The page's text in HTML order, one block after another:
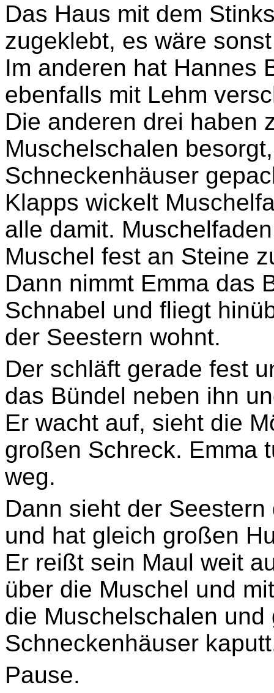
Das Haus mit dem
zugeklebt, es wäre
Im anderen hat Hannes
ebenfalls mit Lehm
Die anderen drei haben
Muschelschalen
Schneckenhäuser
Klapps wickelt
alle damit.
Muschel fest an Steine
Dann nimmt Emma das
Schnabel und fliegt
der Seestern wohnt.
Der schläft gerade fest
das Bündel neben ihn
Er wacht auf, sieht die
großen Schreck. Emma
weg.
Dann sieht der
und hat gleich großen
Er reißt sein Maul weit
über die Muschel und
die Muschelschalen
Schneckenhäuser
Pause.